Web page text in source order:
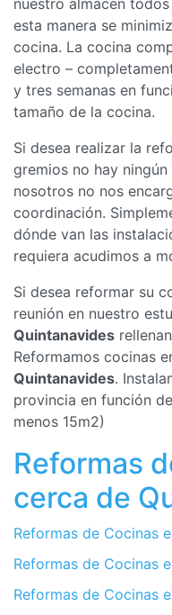
nuestro almacén
esta manera se
cocina. La cocina
electro –
y tres semanas en
tamaño de la cocina.
Si desea realizar la
gremios no hay
nosotros no nos
coordinación.
dónde van las
requiera acudimos a
Si desea reformar su
reunión en nuestro
Quintanavides
Reformamos cocinas
Quintanavides.
provincia en función
menos 15m2)
Reformas
cerca de